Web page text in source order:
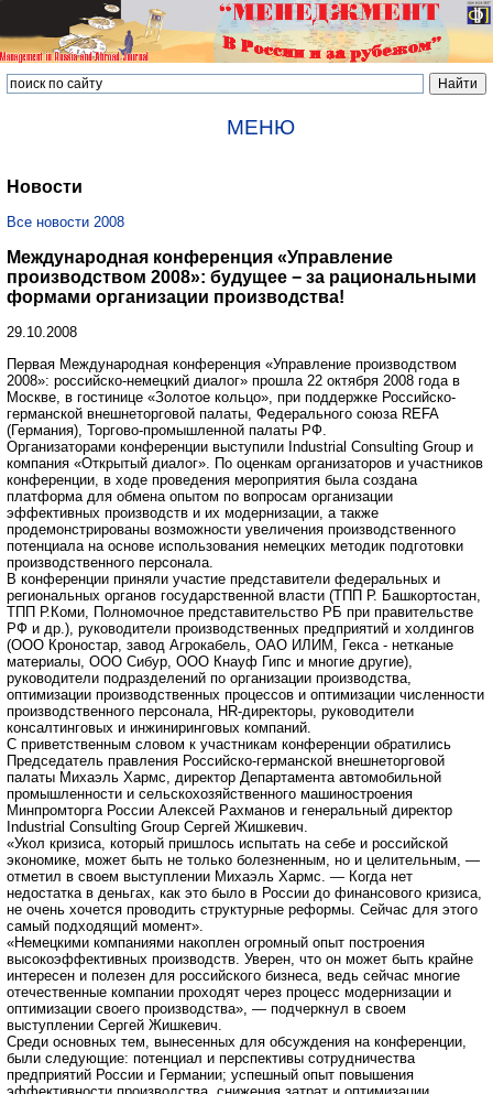
МЕНЮ
Новости
Все новости 2008
Международная конференция «Управление
производством 2008»: будущее − за рациональными
формами организации производства!
29.10.2008
Первая Международная конференция «Управление производством
2008»: российско-немецкий диалог» прошла 22 октября 2008 года в
Москве, в гостинице «Золотое кольцо», при поддержке Российско-
германской внешнеторговой палаты, Федерального союза REFA
(Германия), Торгово-промышленной палаты РФ.
Организаторами конференции выступили Industrial Consulting Group и
компания «Открытый диалог». По оценкам организаторов и участников
конференции, в ходе проведения мероприятия была создана
платформа для обмена опытом по вопросам организации
эффективных производств и их модернизации, а также
продемонстрированы возможности увеличения производственного
потенциала на основе использования немецких методик подготовки
производственного персонала.
В конференции приняли участие представители федеральных и
региональных органов государственной власти (ТПП Р. Башкортостан,
ТПП Р.Коми, Полномочное представительство РБ при правительстве
РФ и др.), руководители производственных предприятий и холдингов
(ООО Кроностар, завод Агрокабель, ОАО ИЛИМ, Гекса - нетканые
материалы, ООО Сибур, ООО Кнауф Гипс и многие другие),
руководители подразделений по организации производства,
оптимизации производственных процессов и оптимизации численности
производственного персонала, HR-директоры, руководители
консалтинговых и инжиниринговых компаний.
С приветственным словом к участникам конференции обратились
Председатель правления Российско-германской внешнеторговой
палаты Михаэль Хармс, директор Департамента автомобильной
промышленности и сельскохозяйственного машиностроения
Минпромторга России Алексей Рахманов и генеральный директор
Industrial Consulting Group Сергей Жишкевич.
«Укол кризиса, который пришлось испытать на себе и российской
экономике, может быть не только болезненным, но и целительным, —
отметил в своем выступлении Михаэль Хармс. — Когда нет
недостатка в деньгах, как это было в России до финансового кризиса,
не очень хочется проводить структурные реформы. Сейчас для этого
самый подходящий момент».
«Немецкими компаниями накоплен огромный опыт построения
высокоэффективных производств. Уверен, что он может быть крайне
интересен и полезен для российского бизнеса, ведь сейчас многие
отечественные компании проходят через процесс модернизации и
оптимизации своего производства», — подчеркнул в своем
выступлении Сергей Жишкевич.
Среди основных тем, вынесенных для обсуждения на конференции,
были следующие: потенциал и перспективы сотрудничества
предприятий России и Германии; успешный опыт повышения